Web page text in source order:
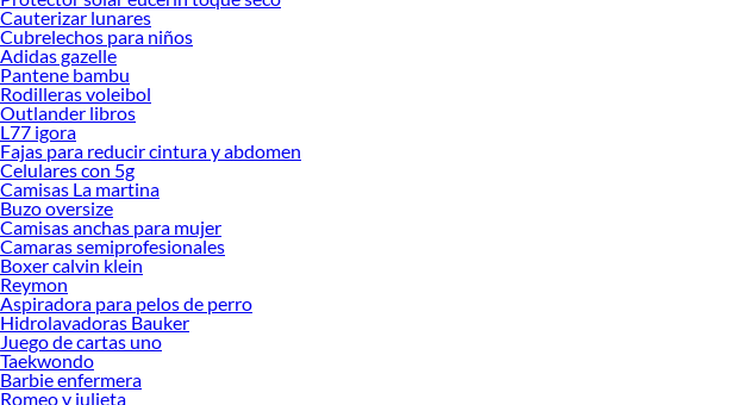
Cauterizar lunares
Cubrelechos para niños
Adidas gazelle
Pantene bambu
Rodilleras voleibol
Outlander libros
L77 igora
Fajas para reducir cintura y abdomen
Celulares con 5g
Camisas La martina
Buzo oversize
Camisas anchas para mujer
Camaras semiprofesionales
Boxer calvin klein
Reymon
Aspiradora para pelos de perro
Hidrolavadoras Bauker
Juego de cartas uno
Taekwondo
Barbie enfermera
Romeo y julieta